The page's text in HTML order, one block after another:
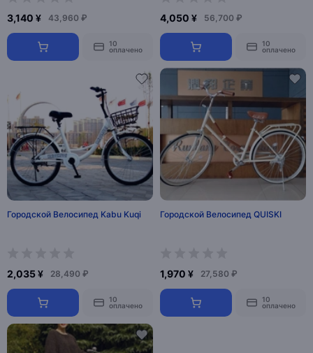
3,140 ¥ 43,960 ₽
10
оплачено
4,050 ¥ 56,700 ₽
10
оплачено
Городской Велосипед Kabu Kuqi
2,035 ¥ 28,490 ₽
10
оплачено
Городской Велосипед QUISKI
1,970 ¥ 27,580 ₽
10
оплачено